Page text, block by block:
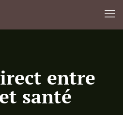
entre
santé